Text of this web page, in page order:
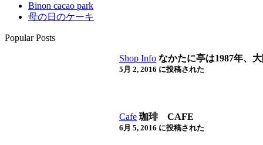
Binon cacao park
母の日のケーキ
Popular Posts
Shop Info なかたに亭は1987年、
5月 2, 2016 に投稿された
Cafe 珈琲 CAFE
6月 5, 2016 に投稿された